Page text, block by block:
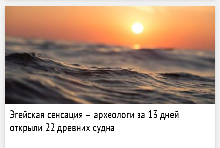
Эгейская сенсация – археологи за 13 дней
открыли 22 древних судна